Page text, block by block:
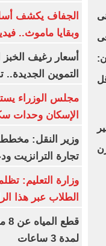
وقارن
الجفاف يكشف
وبقايا ماموث..
أسعار رغيف الخبز
التموين الجديدة..
مجلس الوزراء
الإسكان وحدات
وزير النقل:
تجارة الترانزيت
وزارة التعليم:
الطلاب عبر هذا
لمدة 3 ساعات